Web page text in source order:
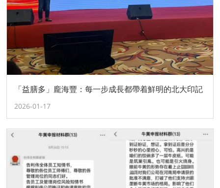
「益膳多」龐海豐：每一步成長都帶着鮮明的北大印記
2026-01-17